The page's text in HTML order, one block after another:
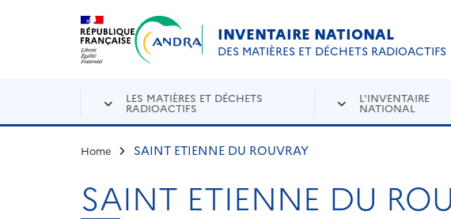
Aller au contenu principal
INVENTAIRE NATIONAL
DES MATIÈRES ET DÉCHETS RADIOACTIFS
LES MATIÈRES ET DÉCHETS
RADIOACTIFS
L'INVENTAIRE
NATIONAL
Home SAINT ETIENNE DU ROUVRAY
SAINT ETIENNE DU